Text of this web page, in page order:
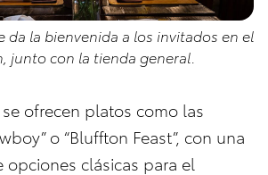
da la bienvenida a los invitados en el
junto con la tienda general.
ofrecen platos como las
o “Bluffton Feast”, con una
clásicas para el